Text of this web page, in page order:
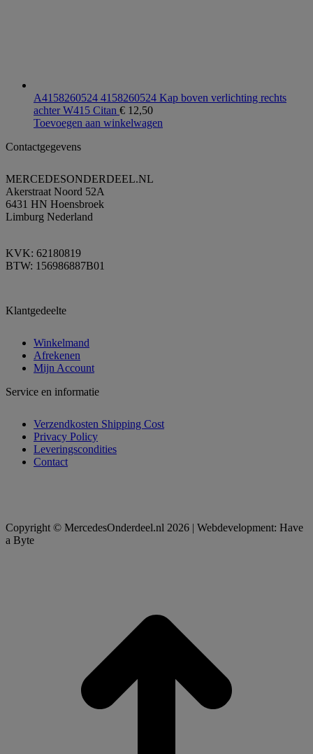
A4158260524 4158260524 Kap boven verlichting rechts
achter W415 Citan € 12,50
Toevoegen aan winkelwagen
Contactgegevens
MERCEDESONDERDEEL.NL
Akerstraat Noord 52A
6431 HN Hoensbroek
Limburg Nederland
KVK: 62180819
BTW: 156986887B01
Klantgedeelte
Winkelmand
Afrekenen
Mijn Account
Service en informatie
Verzendkosten Shipping Cost
Privacy Policy
Leveringscondities
Contact
Copyright © MercedesOnderdeel.nl 2026 | Webdevelopment: Have
a Byte